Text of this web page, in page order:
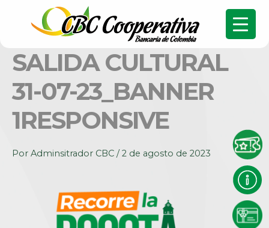
SALIDA CULTURAL
31-07-23_BANNER
1RESPONSIVE
Por Adminsitrador CBC /2 de agosto de 2023